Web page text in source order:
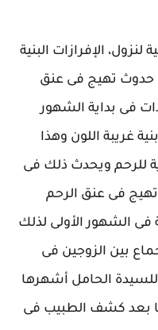
الإفرازات البنية
حدوث تهيج فى عنق
فى بداية الشهور
غريبة اللون وهذا
للرحم ويحدث ذلك فى
فى عنق الرحم
فى الشهور الأولى لذلك
بين الزوجين فى
الحامل أشهرها
بعد كشف الطبيب فى